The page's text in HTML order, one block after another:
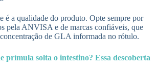
é a qualidade do produto. Opte sempre por
pela ANVISA e de marcas confiáveis, que
de GLA informada no rótulo.
prímula solta o intestino? Essa descoberta